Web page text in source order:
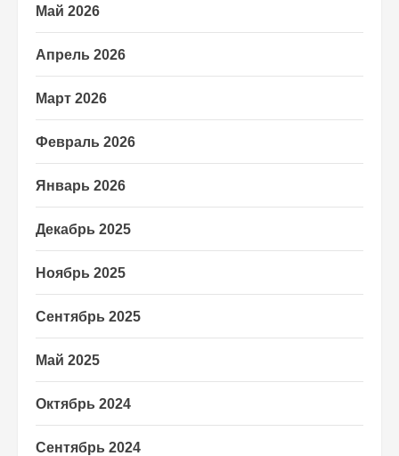
Май 2026
Апрель 2026
Март 2026
Февраль 2026
Январь 2026
Декабрь 2025
Ноябрь 2025
Сентябрь 2025
Май 2025
Октябрь 2024
Сентябрь 2024